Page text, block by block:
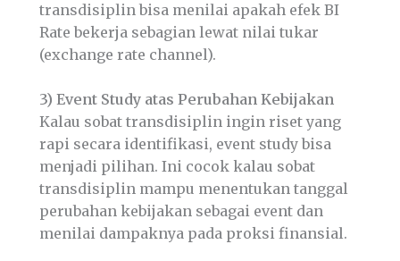
transdisiplin bisa menilai apakah efek BI
Rate bekerja sebagian lewat nilai tukar
(exchange rate channel).
3) Event Study atas Perubahan Kebijakan
Kalau sobat transdisiplin ingin riset yang
rapi secara identifikasi, event study bisa
menjadi pilihan. Ini cocok kalau sobat
transdisiplin mampu menentukan tanggal
perubahan kebijakan sebagai event dan
menilai dampaknya pada proksi finansial.